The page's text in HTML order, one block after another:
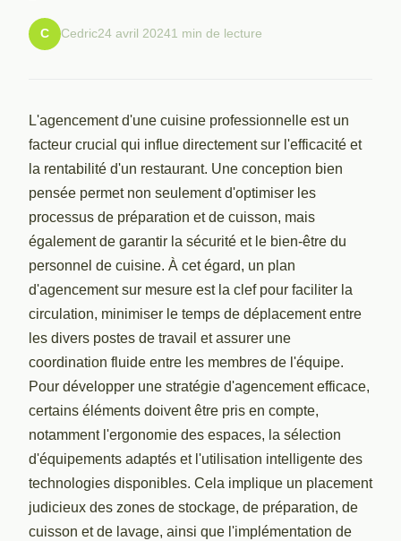
C Cedric24 avril 20241 min de lecture
L'agencement d'une cuisine professionnelle est un
facteur crucial qui influe directement sur l'efficacité et
la rentabilité d'un restaurant. Une conception bien
pensée permet non seulement d'optimiser les
processus de préparation et de cuisson, mais
également de garantir la sécurité et le bien-être du
personnel de cuisine. À cet égard, un plan
d'agencement sur mesure est la clef pour faciliter la
circulation, minimiser le temps de déplacement entre
les divers postes de travail et assurer une
coordination fluide entre les membres de l'équipe.
Pour développer une stratégie d'agencement efficace,
certains éléments doivent être pris en compte,
notamment l'ergonomie des espaces, la sélection
d'équipements adaptés et l'utilisation intelligente des
technologies disponibles. Cela implique un placement
judicieux des zones de stockage, de préparation, de
cuisson et de lavage, ainsi que l'implémentation de